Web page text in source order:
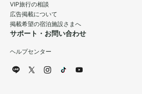
VIP旅行の相談
広告掲載について
掲載希望の宿泊施設さまへ
サポート・お問い合わせ
ヘルプセンター